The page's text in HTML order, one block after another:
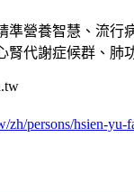
準營養智慧、流行
腎代謝症候群、肺
zh/persons/hsien-yu-